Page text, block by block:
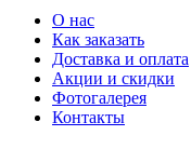
на
О нас
Как заказать
Доставка и оплата
Акции и скидки
Фотогалерея
Контакты